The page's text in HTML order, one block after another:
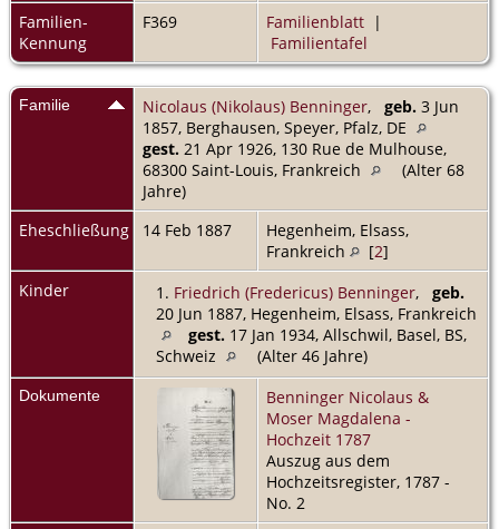
Familien-
Kennung
F369 Familienblatt |
Familientafel
Familie Nicolaus (Nikolaus) Benninger, geb. 3 Jun
1857, Berghausen, Speyer, Pfalz, DE
gest. 21 Apr 1926, 130 Rue de Mulhouse,
68300 Saint-Louis, Frankreich
(Alter 68
Jahre)
Eheschließung
14 Feb 1887
Hegenheim, Elsass,
Frankreich
[2]
Kinder
1. Friedrich (Fredericus) Benninger, geb.
20 Jun 1887, Hegenheim, Elsass, Frankreich
gest. 17 Jan 1934, Allschwil, Basel, BS,
Schweiz
(Alter 46 Jahre)
Dokumente
Benninger Nicolaus &
Moser Magdalena -
Hochzeit 1787
Auszug aus dem
Hochzeitsregister, 1787 -
No. 2